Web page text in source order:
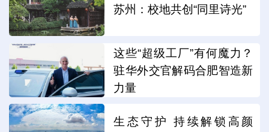
苏州：校地共创“同里诗光”
这些“超级工厂”有何魔力？
驻华外交官解码合肥智造新
力量
生态守护 持续解锁高颜